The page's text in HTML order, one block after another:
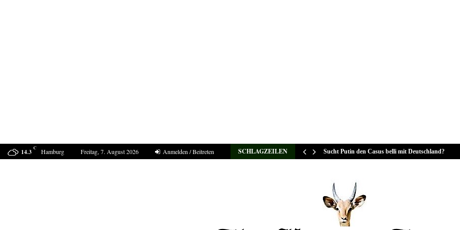
14.3 C Hamburg Freitag, 7. August 2026 Anmelden / Beitreten SCHLAGZEILEN
Der Sommer 2040 in Europa Sucht Putin den Casus belli mit Deutschland?